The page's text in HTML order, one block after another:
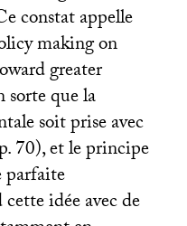
constat appelle
making on
greater
que la
soit prise avec
70), et le principe
parfaite
idée avec de